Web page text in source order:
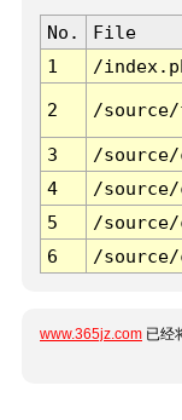
No. File
1
/
2 /
3 /
4
/
5
/
6
/
www.365jz.com 已经